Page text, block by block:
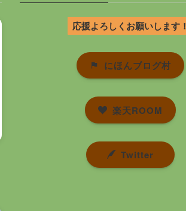
応援よろしくお願いします！
にほんブログ村
楽天ROOM
Twitter